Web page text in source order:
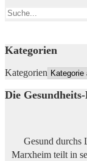
Kategorien
Kategorien
Die
Gesund durchs
Marxheim teilt in